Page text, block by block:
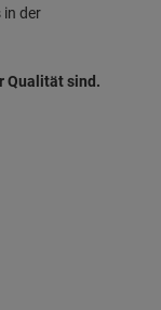
in der
Qualität sind.